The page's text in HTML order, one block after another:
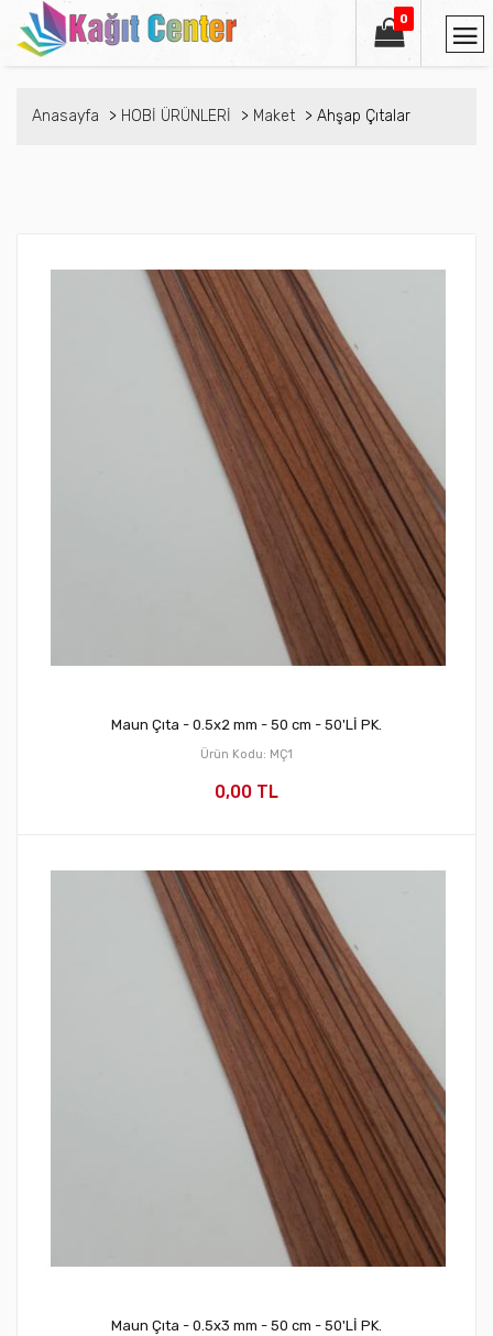
0
Anasayfa HOBİ ÜRÜNLERİ Maket Ahşap Çıtalar
Maun Çıta - 0.5x2 mm - 50 cm - 50'Lİ PK.
Ürün Kodu: MÇ1
0,00 TL
Maun Çıta - 0.5x3 mm - 50 cm - 50'Lİ PK.